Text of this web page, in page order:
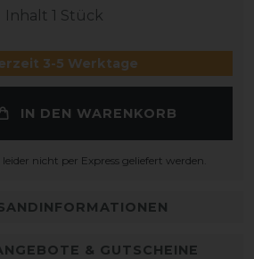
Inhalt 1 Stück
3-5 Werktage
IN DEN WARENKORB
nicht per Express geliefert werden.
& GUTSCHEINE